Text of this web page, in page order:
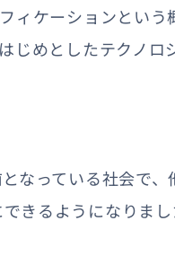
ィケーションという
じめとしたテクノロ
なっている社会で、
きるようになりまし